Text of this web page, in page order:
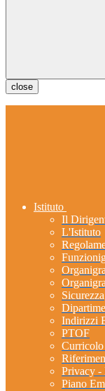
close
Istituto
Il
L'Istituto
Sicurezza
Indirizzi
PTOF
Privacy -
Piano